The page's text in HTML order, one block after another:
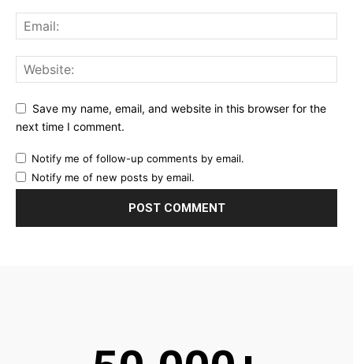
Save my name, email, and website in this browser for the
next time I comment.
Notify me of follow-up comments by email.
Notify me of new posts by email.